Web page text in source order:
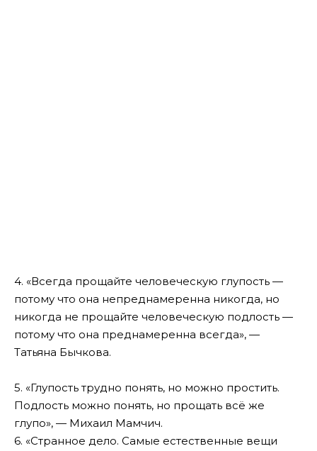
4. «Всегда прощайте человеческую глупость —
потому что она непреднамеренна никогда, но
никогда не прощайте человеческую подлость —
потому что она преднамеренна всегда», —
Татьяна Бычкова.
5. «Глупость трудно понять, но можно простить.
Подлость можно понять, но прощать всё же
глупо», — Михаил Мамчич.
6. «Странное дело. Самые естественные вещи